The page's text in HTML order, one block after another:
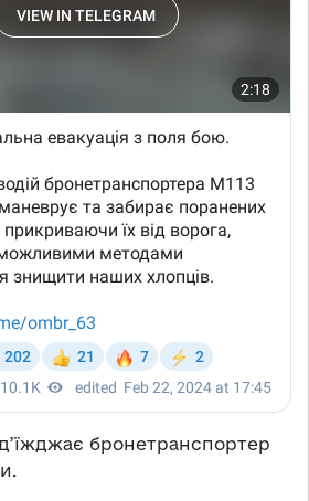
бронетранспортер